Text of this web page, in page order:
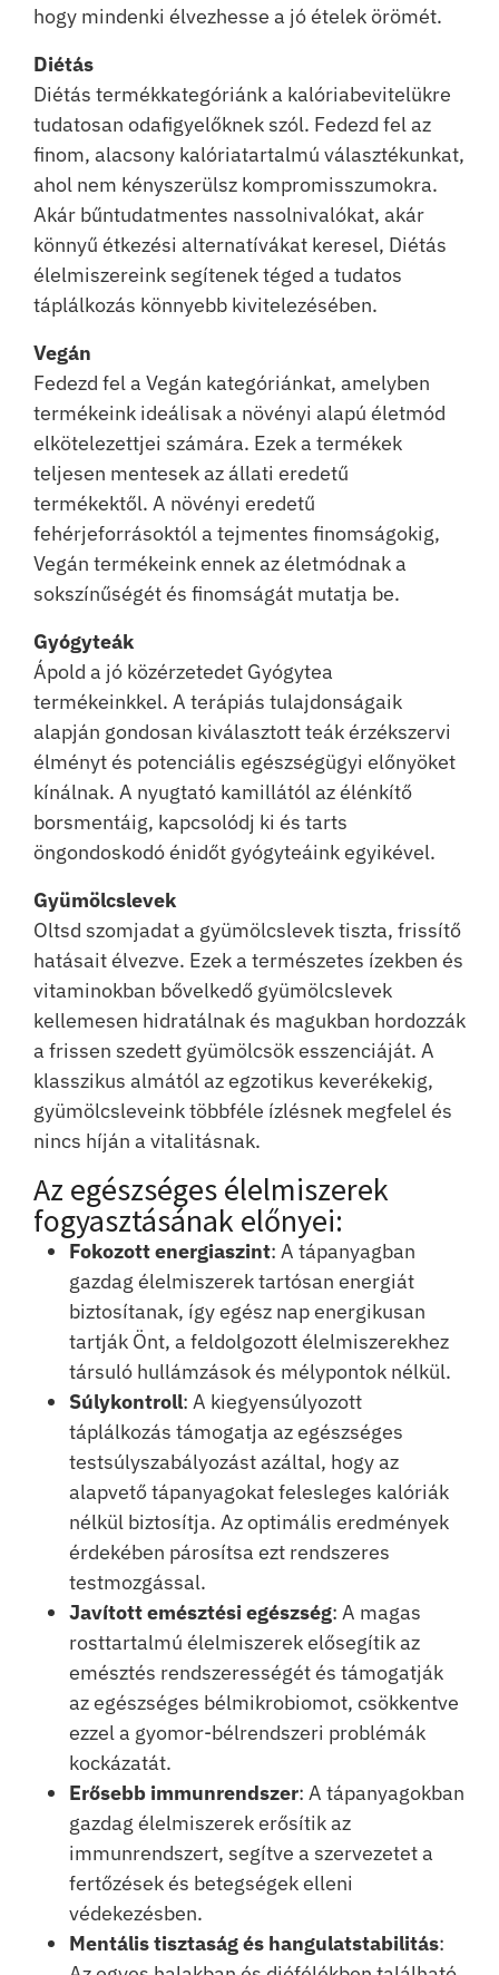
hogy mindenki élvezhesse a jó ételek örömét.
Diétás
Diétás termékkategóriánk a kalóriabevitelükre
tudatosan odafigyelőknek szól. Fedezd fel az
finom, alacsony kalóriatartalmú választékunkat,
ahol nem kényszerülsz kompromisszumokra.
Akár bűntudatmentes nassolnivalókat, akár
könnyű étkezési alternatívákat keresel, Diétás
élelmiszereink segítenek téged a tudatos
táplálkozás könnyebb kivitelezésében.
Vegán
Fedezd fel a Vegán kategóriánkat, amelyben
termékeink ideálisak a növényi alapú életmód
elkötelezettjei számára. Ezek a termékek
teljesen mentesek az állati eredetű
termékektől. A növényi eredetű
fehérjeforrásoktól a tejmentes finomságokig,
Vegán termékeink ennek az életmódnak a
sokszínűségét és finomságát mutatja be.
Gyógyteák
Ápold a jó közérzetedet Gyógytea
termékeinkkel. A terápiás tulajdonságaik
alapján gondosan kiválasztott teák érzékszervi
élményt és potenciális egészségügyi előnyöket
kínálnak. A nyugtató kamillától az élénkítő
borsmentáig, kapcsolódj ki és tarts
öngondoskodó énidőt gyógyteáink egyikével.
Gyümölcslevek
Oltsd szomjadat a gyümölcslevek tiszta, frissítő
hatásait élvezve. Ezek a természetes ízekben és
vitaminokban bővelkedő gyümölcslevek
kellemesen hidratálnak és magukban hordozzák
a frissen szedett gyümölcsök esszenciáját. A
klasszikus almától az egzotikus keverékekig,
gyümölcsleveink többféle ízlésnek megfelel és
nincs híján a vitalitásnak.
Az egészséges élelmiszerek
fogyasztásának előnyei:
Fokozott energiaszint: A tápanyagban
gazdag élelmiszerek tartósan energiát
biztosítanak, így egész nap energikusan
tartják Önt, a feldolgozott élelmiszerekhez
társuló hullámzások és mélypontok nélkül.
Súlykontroll: A kiegyensúlyozott
táplálkozás támogatja az egészséges
testsúlyszabályozást azáltal, hogy az
alapvető tápanyagokat felesleges kalóriák
nélkül biztosítja. Az optimális eredmények
érdekében párosítsa ezt rendszeres
testmozgással.
Javított emésztési egészség: A magas
rosttartalmú élelmiszerek elősegítik az
emésztés rendszerességét és támogatják
az egészséges bélmikrobiomot, csökkentve
ezzel a gyomor-bélrendszeri problémák
kockázatát.
Erősebb immunrendszer: A tápanyagokban
gazdag élelmiszerek erősítik az
immunrendszert, segítve a szervezetet a
fertőzések és betegségek elleni
védekezésben.
Mentális tisztaság és hangulatstabilitás: